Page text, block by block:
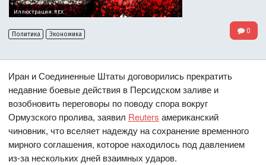
Иллюстрация: REX
Политика Экономика 0
Иран и Соединенные Штаты договорились прекратить
недавние боевые действия в Персидском заливе и
возобновить переговоры по поводу спора вокруг
Ормузского пролива, заявил Reuters американский
чиновник, что вселяет надежду на сохранение временного
мирного соглашения, которое находилось под давлением
из-за нескольких дней взаимных ударов.